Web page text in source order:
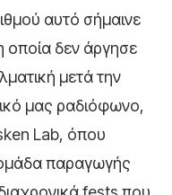
αυτό σήμαινε
οποία δεν άργησε
μετά την
μας ραδιόφωνο,
Lab, όπου
παραγωγής